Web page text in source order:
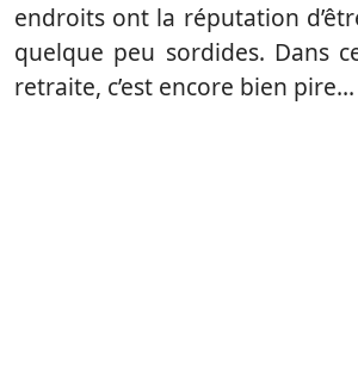
endroits ont la réputation
quelque peu sordides. Dans
retraite, c’est encore bien pire…